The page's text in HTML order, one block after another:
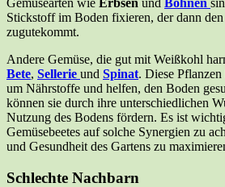
Stickstoff im Boden fixieren, der dann
zugutekommt.
Andere Gemüse, die gut mit Weißkohl
Bete, Sellerie und Spinat. Diese
um Nährstoffe und helfen, den Boden
können sie durch ihre unterschiedlichen
Nutzung des Bodens fördern. Es ist
Gemüsebeetes auf solche Synergien zu
und Gesundheit des Gartens zu
Schlechte Nachbarn